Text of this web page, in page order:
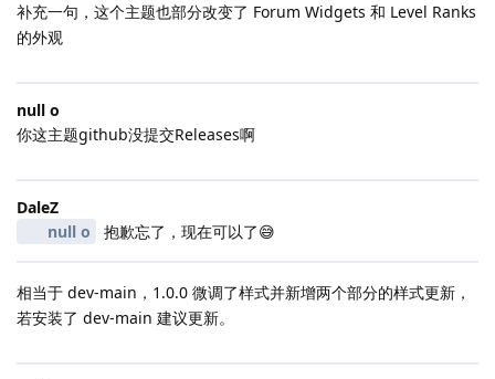
补充一句，这个主题也部分改变了 Forum Widgets 和 Level Ranks
的外观
null o
你这主题github没提交Releases啊
DaleZ
null o
抱歉忘了，现在可以了😅
相当于 dev-main，1.0.0 微调了样式并新增两个部分的样式更新，
若安装了 dev-main 建议更新。